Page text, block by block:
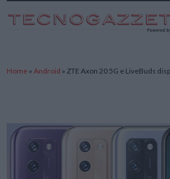
Home »Android »ZTE Axon 20 5G e LiveBuds